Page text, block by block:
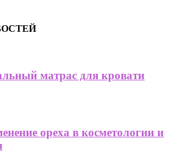
матрас для кровати
ореха в косметологии и